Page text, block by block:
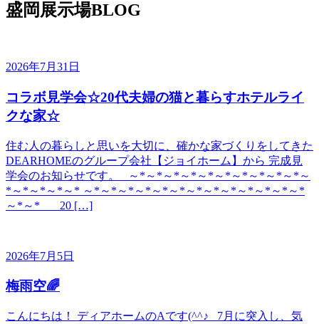
盛岡展示場BLOG
2026年7月31日
コラボ見学会☆20代夫婦の猫と暮らすホテルライ
クな家☆
住む人の暮らしと思いを大切に、確かな家づくりをしてきた
DEARHOMEのグループ会社【ジョイホーム】から 完成見
学会のお知らせです。 ～*～*～*～*～*～*～*～*～*～*～
*～*～*～*～* ～*～*～*～*～*～*～*～*～*～*～*～*～*
～*～* 20 […]
2026年7月5日
梅雨空🌈
こんにちは！ ディアホームのAです(^^♪ 7月に突入し、気